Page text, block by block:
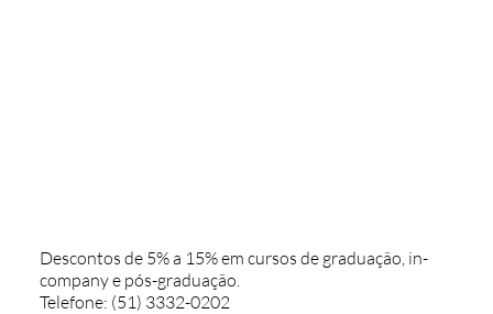
Descontos de 5% a 15% em cursos de graduação, in-
company e pós-graduação.
Telefone: (51) 3332-0202